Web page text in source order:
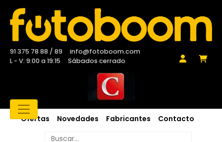
91 375 78 88 / 89
info@fotoboom.com
L - V: 9:00 a 19:15
Sábados cerrado
Ofertas Novedades Fabricantes Contacto